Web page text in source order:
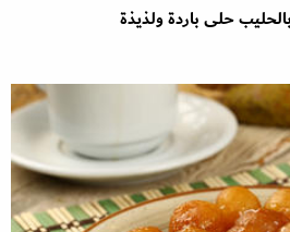
حلى باردة ولذيذة